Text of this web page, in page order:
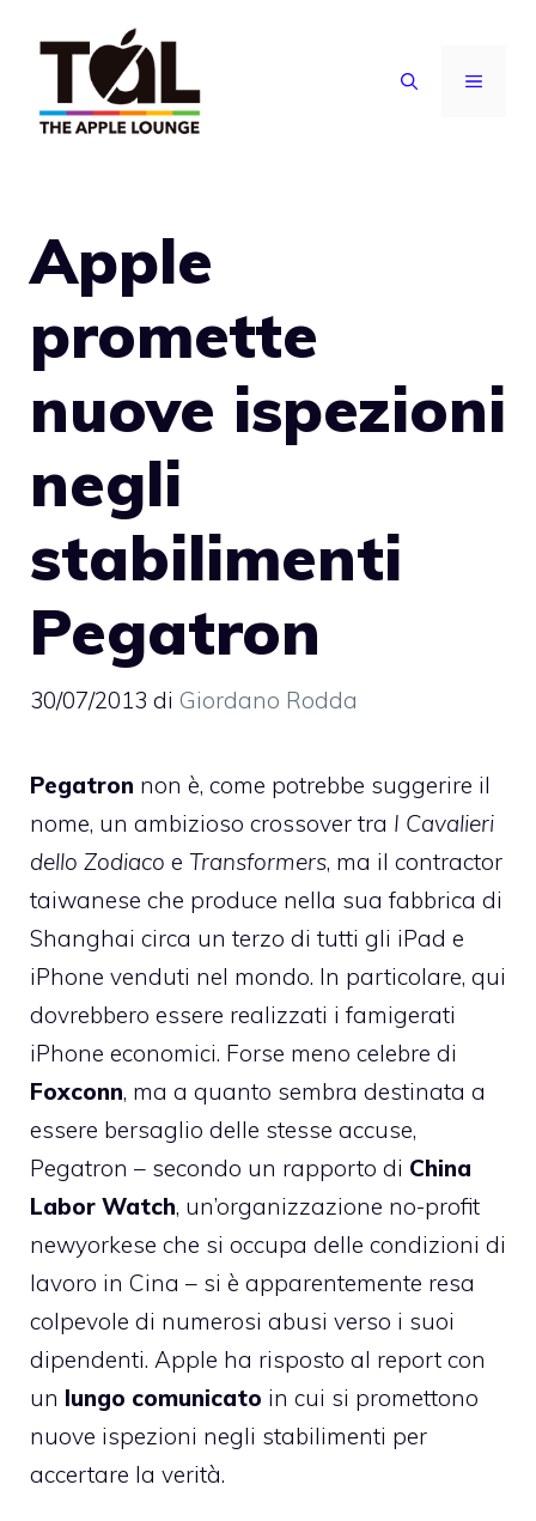
contenuto
MENU
Apple
promette
nuove ispezioni
negli
stabilimenti
Pegatron
30/07/2013 di Giordano Rodda
Pegatron non è, come potrebbe suggerire il
nome, un ambizioso crossover tra I Cavalieri
dello Zodiaco e Transformers, ma il contractor
taiwanese che produce nella sua fabbrica di
Shanghai circa un terzo di tutti gli iPad e
iPhone venduti nel mondo. In particolare, qui
dovrebbero essere realizzati i famigerati
iPhone economici. Forse meno celebre di
Foxconn, ma a quanto sembra destinata a
essere bersaglio delle stesse accuse,
Pegatron – secondo un rapporto di China
Labor Watch, un’organizzazione no-profit
newyorkese che si occupa delle condizioni di
lavoro in Cina – si è apparentemente resa
colpevole di numerosi abusi verso i suoi
dipendenti. Apple ha risposto al report con
un lungo comunicato in cui si promettono
nuove ispezioni negli stabilimenti per
accertare la verità.